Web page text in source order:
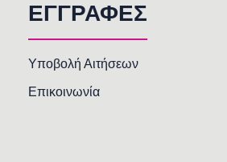
ΕΓΓΡΑΦΕΣ
Υποβολή Αιτήσεων
Επικοινωνία